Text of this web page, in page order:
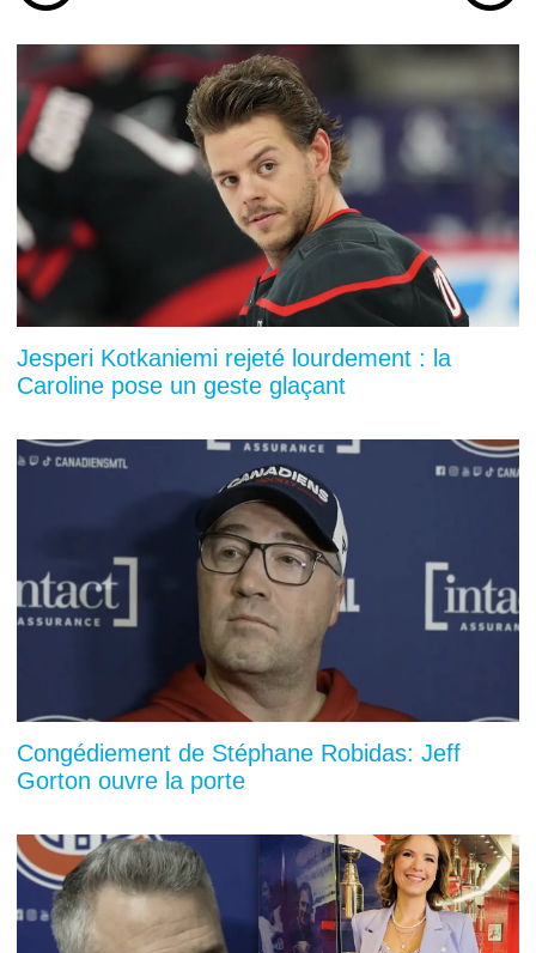
Jesperi Kotkaniemi rejeté lourdement : la
Caroline pose un geste glaçant
Congédiement de Stéphane Robidas: Jeff
Gorton ouvre la porte